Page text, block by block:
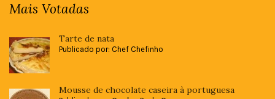
Mais Votadas
Tarte de nata
Publicado por: Chef Chefinho
Mousse de chocolate caseira à portuguesa